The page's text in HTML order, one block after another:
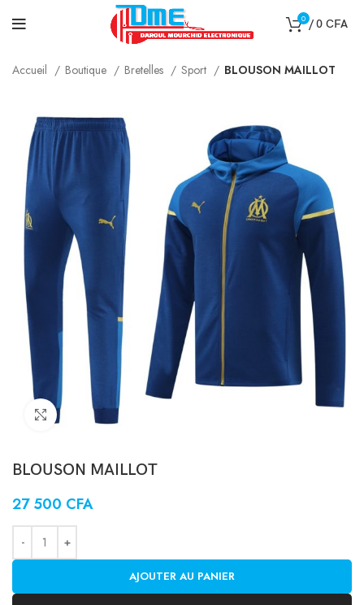
0 /0 CFA
Accueil Boutique Bretelles Sport BLOUSON MAILLOT
Click to enlarge
BLOUSON MAILLOT
27 500 CFA
AJOUTER AU PANIER